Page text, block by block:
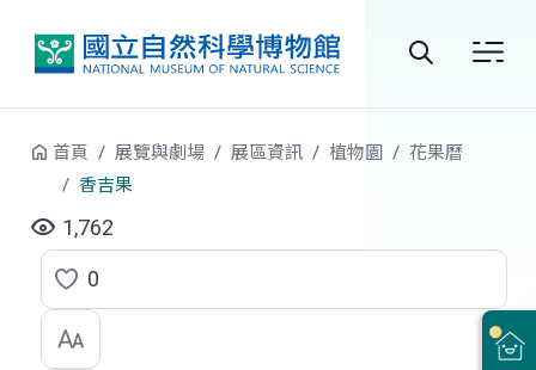
站
首頁 展覽與劇場 展區資訊 植物園
花果曆
香吉果
1,762
點
選
0